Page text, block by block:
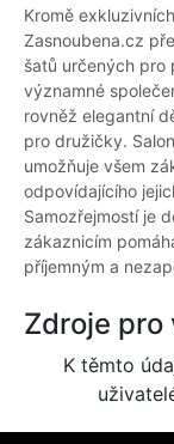
Kromě
Zasnoubena.cz
šatů určených pro
významné
rovněž elegantní
pro družičky.
umožňuje všem
odpovídajícího
Samozřejmostí je
zákaznicím
příjemným a
Zdroje pro
K těmto